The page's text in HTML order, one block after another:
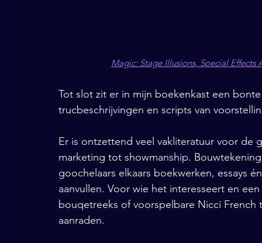
Magic: Stage Illusions, Special
Tot slot zit er in mijn boekenkast een
trucbeschrijvingen en scripts van
Er is ontzettend veel vakliteratuur voor de
marketing tot showmanship.
goochelaars elkaars boekwerken, essays
aanvullen. Voor wie het interesseert en
bouqetreeks of voorspelbare Nicci
aanraden.